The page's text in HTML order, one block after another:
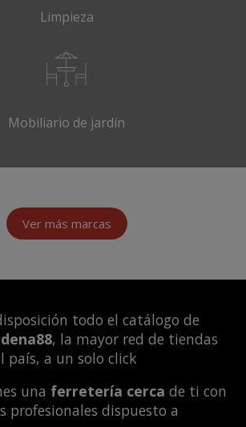
Limpieza
Mobiliario de jardín
Ver más marcas
todo el catálogo de
, la mayor red de tiendas
país, a un solo click
una ferretería cerca de ti con
profesionales dispuesto a